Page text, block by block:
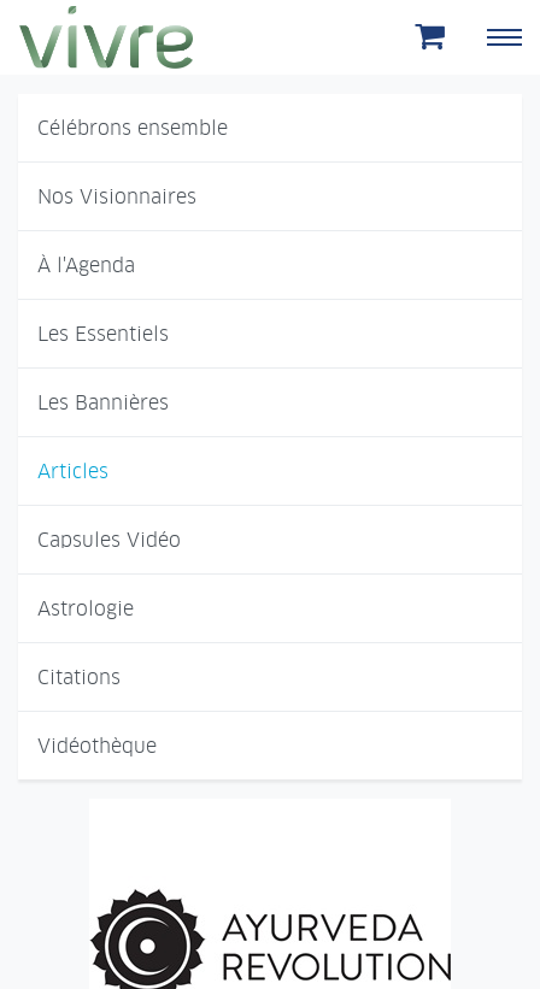
Aller au menu principal
Aller au contenu principal
Célébrons ensemble
Nos Visionnaires
À l'Agenda
Les Essentiels
Les Bannières
Articles
Capsules Vidéo
Astrologie
Citations
Vidéothèque